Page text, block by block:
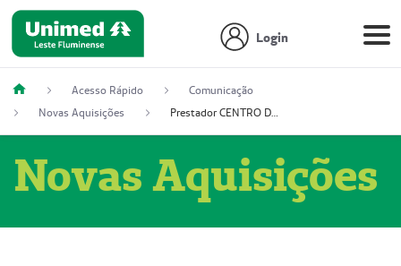
Login
Acesso Rápido
Comunicação
Novas Aquisições
Prestador CENTRO DE ONCOLOGIA
Novas Aquisições